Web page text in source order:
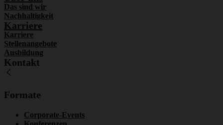
Das sind wir
Nachhaltigkeit
Karriere
Karriere
Stellenangebote
Ausbildung
Kontakt
Formate
Corporate-Events